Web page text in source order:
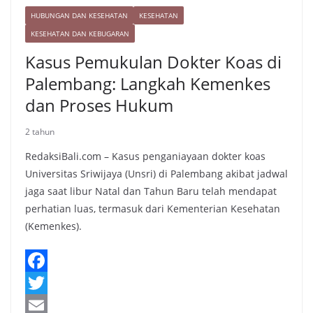
HUBUNGAN DAN KESEHATAN
KESEHATAN
KESEHATAN DAN KEBUGARAN
Kasus Pemukulan Dokter Koas di
Palembang: Langkah Kemenkes
dan Proses Hukum
2 tahun
RedaksiBali.com – Kasus penganiayaan dokter koas
Universitas Sriwijaya (Unsri) di Palembang akibat jadwal
jaga saat libur Natal dan Tahun Baru telah mendapat
perhatian luas, termasuk dari Kementerian Kesehatan
(Kemenkes).
F
aT